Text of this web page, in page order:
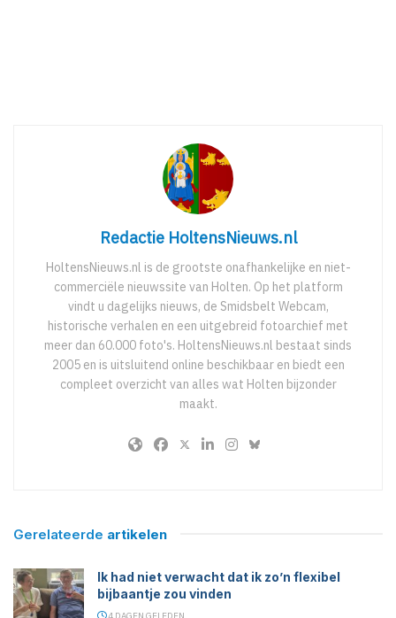
Redactie HoltensNieuws.nl
HoltensNieuws.nl is de grootste onafhankelijke en niet-
commerciële nieuwssite van Holten. Op het platform
vindt u dagelijks nieuws, de Smidsbelt Webcam,
historische verhalen en een uitgebreid fotoarchief met
meer dan 60.000 foto's. HoltensNieuws.nl bestaat sinds
2005 en is uitsluitend online beschikbaar en biedt een
compleet overzicht van alles wat Holten bijzonder
maakt.
Gerelateerde artikelen
Ik had niet verwacht dat ik zo’n flexibel
bijbaantje zou vinden
4 DAGEN GELEDEN